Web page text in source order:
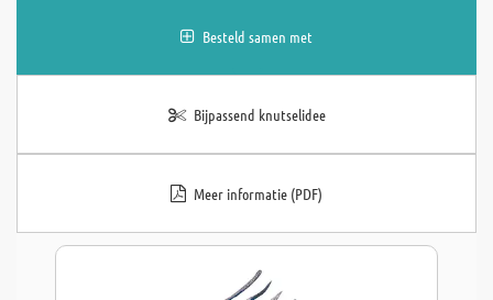
Besteld samen met
Bijpassend knutselidee
Meer informatie (PDF)